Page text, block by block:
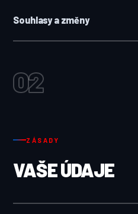
Souhlasy a změny
02
ZÁSADY
VAŠE ÚDAJE